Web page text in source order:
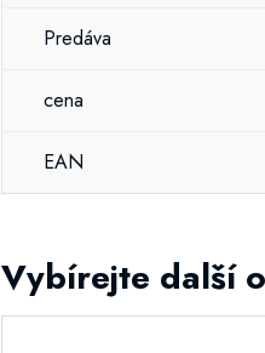
Predáva
cena
EAN
Vybírejte další